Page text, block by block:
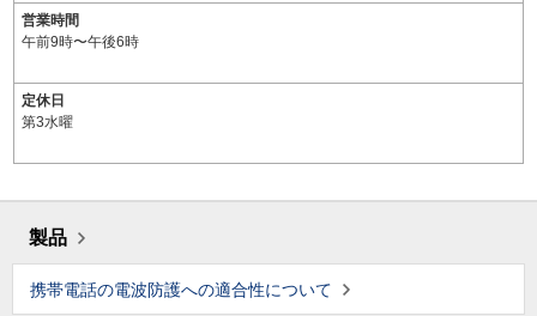
営業時間
午前9時〜午後6時
定休日
第3水曜
製品
携帯電話の電波防護への適合性について